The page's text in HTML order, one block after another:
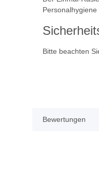
Bitte beachten
Bewertungen